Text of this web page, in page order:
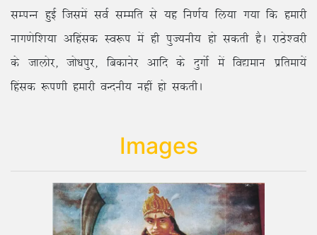
lEiUu gqbZ ftlesa loZ lEefr ls ;g fu.kZ; fy;k x;k fd gekjh
ukx.ksf’k;k vfgald Lo:i esa gh iqT;uh; gks ldrh gSA jkBs’ojh
ds tkyksj] tks/kiqj] fcdkusj vkfn ds nqxksZ esa fo|eku izfrek;sa
fgald :i.kh gekjh oUnuh; ugha gks ldrhA
Images